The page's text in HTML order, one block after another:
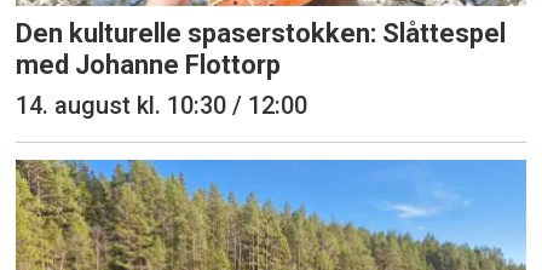
Den kulturelle spaserstokken: Slåttespel
med Johanne Flottorp
14. august kl. 10:30 / 12:00